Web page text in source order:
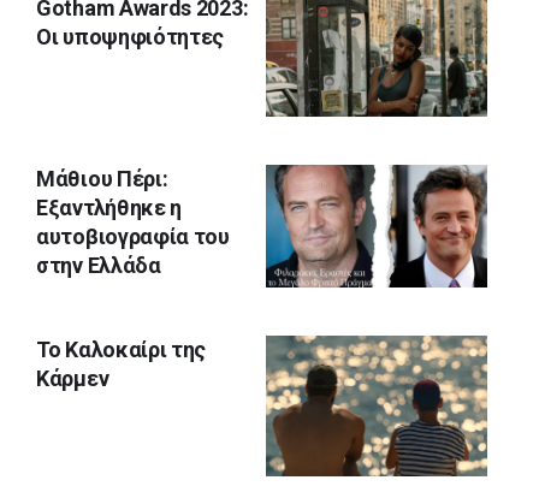
Gotham Awards 2023:
Οι υποψηφιότητες
Μάθιου Πέρι:
Εξαντλήθηκε η
αυτοβιογραφία του
στην Ελλάδα
Το Καλοκαίρι της
Κάρμεν